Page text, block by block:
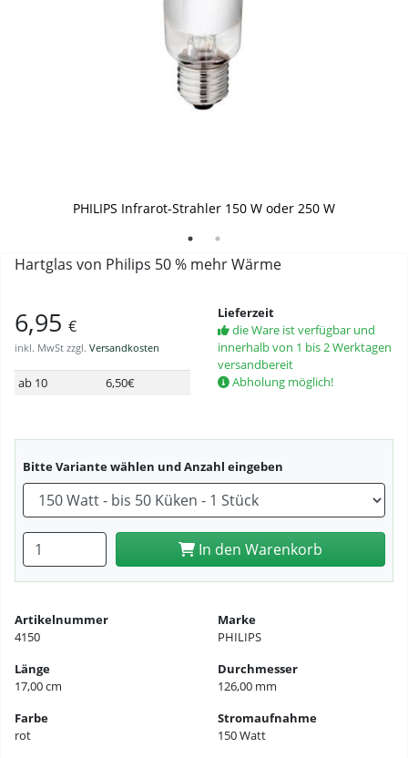
PHILIPS Infrarot-Strahler 150 W oder 250 W
Hartglas von Philips 50 % mehr Wärme
6,95 €
inkl. MwSt zzgl. Versandkosten
ab 10 6,50€
Lieferzeit
die Ware ist verfügbar und
innerhalb von 1 bis 2 Werktagen
versandbereit
Abholung möglich!
Bitte Variante wählen und Anzahl eingeben
Anzahl eingeben In den Warenkorb
Artikelnummer
4150
Marke
PHILIPS
Länge
17,00 cm
Durchmesser
126,00 mm
Farbe
rot
Stromaufnahme
150 Watt